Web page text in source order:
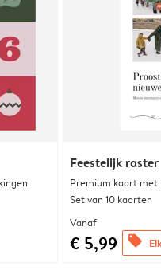
Feestelijk raster
Premium kaart met
Set van 10 kaarten
Vanaf
€ 5,99 offers